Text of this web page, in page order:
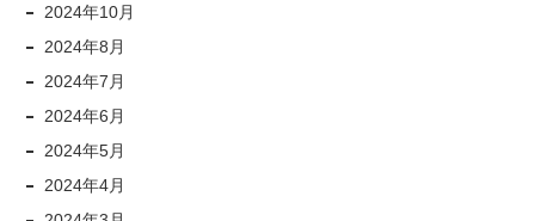
2024年10月
2024年8月
2024年7月
2024年6月
2024年5月
2024年4月